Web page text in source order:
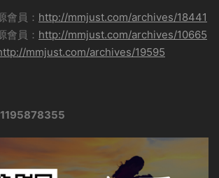
會員： http://mmjust.com/archives/18441
會員： http://mmjust.com/archives/10665
mmjust.com/archives/19595
1195878355